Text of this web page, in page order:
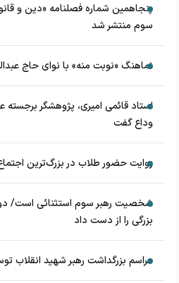
پنجاهمین شماره فصلنامه «دین و
سوم منتشر شد
نماهنگ «نوبت منه» با نوای حاج
استاد قائمی امیری، پژوهشگر برجسته
وداع گفت
روایت حضور طلاب در بزرگ‌ترین
شخصیت رهبر سوم استثنائی است/
بزرگی را از دست داد
مراسم بزرگداشت رهبر شهید انقلاب